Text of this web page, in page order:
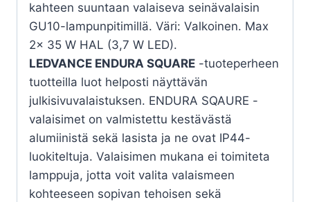
kahteen suuntaan valaiseva seinävalaisin
GU10-lampunpitimillä. Väri: Valkoinen. Max
2x 35 W HAL (3,7 W LED).
LEDVANCE ENDURA SQUARE -tuoteperheen
tuotteilla luot helposti näyttävän
julkisivuvalaistuksen. ENDURA SQAURE -
valaisimet on valmistettu kestävästä
alumiinistä sekä lasista ja ne ovat IP44-
luokiteltuja. Valaisimen mukana ei toimiteta
lamppuja, jotta voit valita valaismeen
kohteeseen sopivan tehoisen sekä